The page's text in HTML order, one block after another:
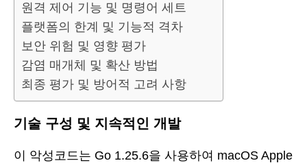
원격 제어 기능 및 명령어 세트
플랫폼의 한계 및 기능적 격차
보안 위험 및 영향 평가
감염 매개체 및 확산 방법
최종 평가 및 방어적 고려 사항
기술 구성 및 지속적인 개발
이 악성코드는 Go 1.25.6을 사용하여 macOS Apple